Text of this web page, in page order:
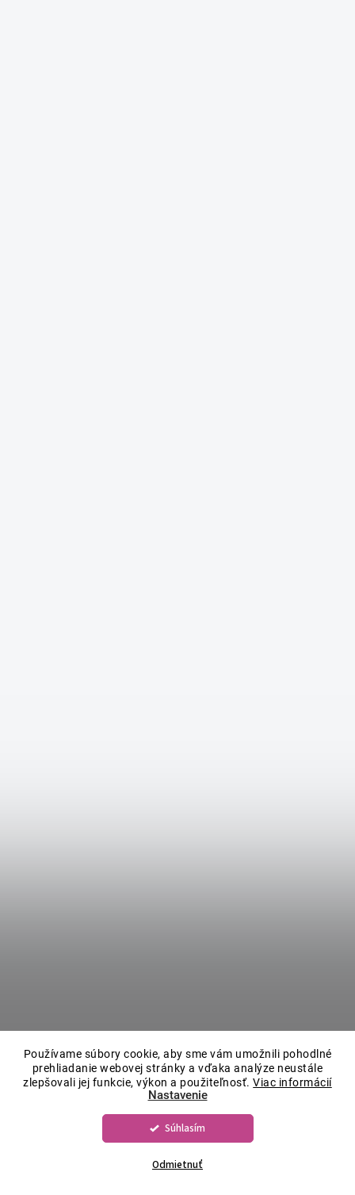
Používame súbory cookie, aby sme vám umožnili pohodlné
prehliadanie webovej stránky a vďaka analýze neustále
zlepšovali jej funkcie, výkon a použiteľnosť.Viac informácií
Nastavenie
Odmietnuť
Súhlasím